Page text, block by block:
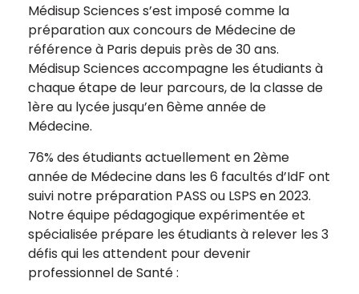
Médisup Sciences s’est imposé comme la
préparation aux concours de Médecine de
référence à Paris depuis près de 30 ans.
Médisup Sciences accompagne les étudiants à
chaque étape de leur parcours, de la classe de
1ère au lycée jusqu’en 6ème année de
Médecine.
76% des étudiants actuellement en 2ème
année de Médecine dans les 6 facultés d’IdF ont
suivi notre préparation PASS ou LSPS en 2023.
Notre équipe pédagogique expérimentée et
spécialisée prépare les étudiants à relever les 3
défis qui les attendent pour devenir
professionnel de Santé :